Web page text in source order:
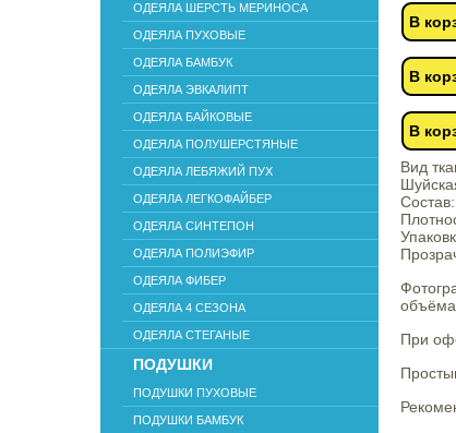
ОДЕЯЛА ШЕРСТЬ МЕРИНОСА
ОДЕЯЛА ПУХОВЫЕ
ОДЕЯЛА БАМБУК
ОДЕЯЛА ЭВКАЛИПТ
ОДЕЯЛА БАЙКОВЫЕ
ОДЕЯЛА ПОЛУШЕРСТЯНЫЕ
ОДЕЯЛА ЛЕБЯЖИЙ ПУХ
ОДЕЯЛА ЛЕГКОФАЙБЕР
ОДЕЯЛА СИНТЕПОН
ОДЕЯЛА ПОЛИЭФИР
ОДЕЯЛА ФИБЕР
ОДЕЯЛА 4 СЕЗОНА
ОДЕЯЛА СТЕГАНЫЕ
ПОДУШКИ
ПОДУШКИ ПУХОВЫЕ
ПОДУШКИ БАМБУК
В
В
В
Вид
Состав:
объёма
При